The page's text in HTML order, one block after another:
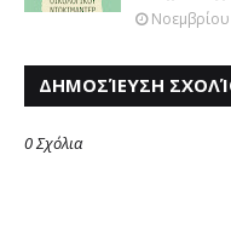
ΔΗΜΟΣΊΕΥΣΗ
0 Σχόλια